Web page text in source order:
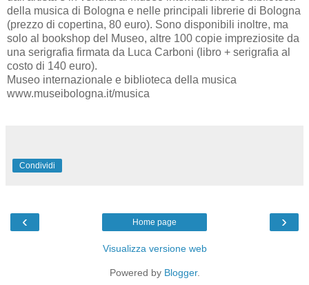
della musica di Bologna e nelle principali librerie di Bologna
(prezzo di copertina, 80 euro). Sono disponibili inoltre, ma
solo al bookshop del Museo, altre 100 copie impreziosite da
una serigrafia firmata da Luca Carboni (libro + serigrafia al
costo di 140 euro).
Museo internazionale e biblioteca della musica
www.museibologna.it/musica
Condividi
‹ ›
Home page
Visualizza versione web
Powered by Blogger.